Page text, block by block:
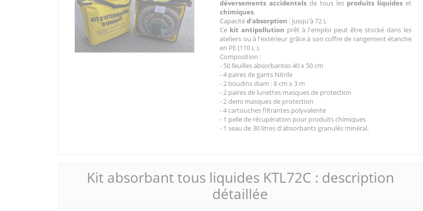
déversements accidentels de tous les produits liquideset
chimiques.
Capacitéd'absorption : jusqu'à 72 L
Ce kit antipollution prêt à l'emploi peut être stocké dans les
ateliers ou à l'extérieur grâce à son coffre de rangement étanche
en PE (110 L ).
Composition :
- 50 feuilles absorbantes 40 x 50 cm
- 4 paires de gants Nitrile
- 2 boudins diam : 8 cm x 3 m
- 2 paires de lunettes masques de protection
- 2 demi masques de protection
- 4 cartouches filtrantes polyvalente
- 1 pelle de récupération pour produits chimiques
- 1 seau de 30 litres d'absorbants granulés minéral.
Kit absorbant tous liquides KTL72C : description
détaillée